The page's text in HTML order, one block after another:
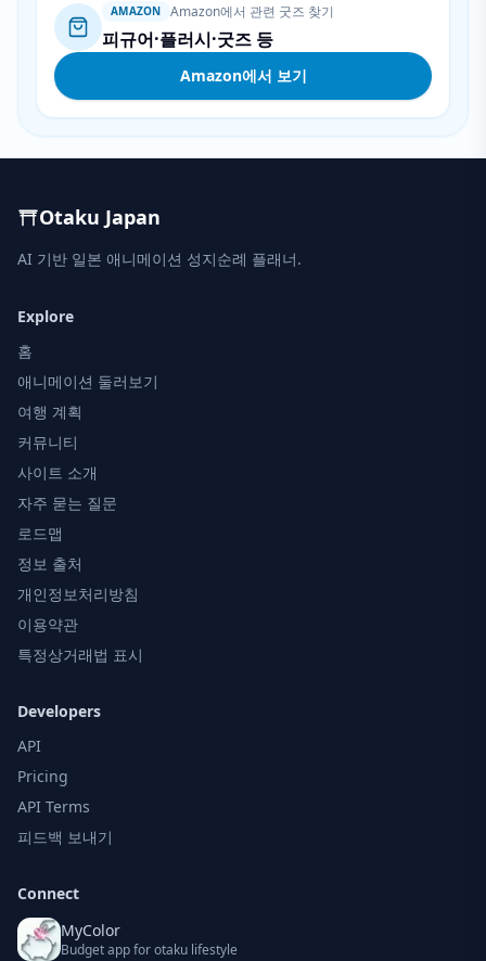
AMAZON Amazon에서 관련 굿즈 찾기
피규어·플러시·굿즈 등
Amazon에서 보기
Otaku Japan
AI 기반 일본 애니메이션 성지순례 플래너.
Explore
홈
애니메이션 둘러보기
여행 계획
커뮤니티
사이트 소개
자주 묻는 질문
로드맵
정보 출처
개인정보처리방침
이용약관
특정상거래법 표시
Developers
API
Pricing
API Terms
피드백 보내기
Connect
MyColor
Budget app for otaku lifestyle